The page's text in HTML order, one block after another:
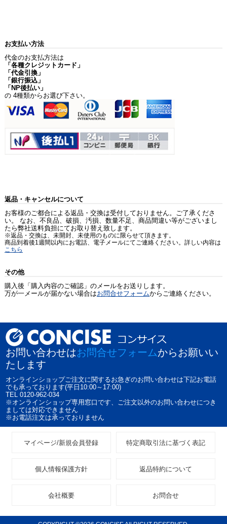
お支払い方法
代金のお支払方法は
「各種クレジットカード」
「代金引換」
「銀行振込」
「NP後払い」
の 4種類からお選び下さい。
返品・キャンセルについて
お客様のご都合による返品・交換は受付しておりません。ご了承くださ
い。 なお、不良品、破損、汚損、数量不足、商品間違い等がございまし
たら弊社送料負担にてお取り替え致します。
※返品・交換は、未開封、未使用のものに限らせて頂きます。
商品到着後1週間以内にお電話、電子メールにてご連絡ください。詳しい内容は
こちら
その他
購入後「購入内容のご確認」のメールをお送りします。
万が一メールが届かない場合はお問合せフォームからご連絡ください。
お問い合わせはお問合せフォームからお願いい
たします
オンラインショップご注文に関するお急ぎのお問い合わせは下記お電話
でも承っております(平日10:00～17:00)
TEL 0120-962-034
※オンラインショップ専用窓口です、ご注文以外のお問い合わせにつき
ましては対応できません
※お電話注文は承っておりません
マイページ/新規会員登録 特定商取引法に基づく表記
個人情報保護方針 返品特約について
会社概要 お問合せ